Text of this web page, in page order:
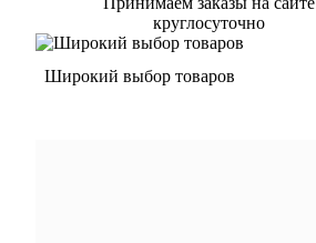
круглосуточно
Широкий выбор товаров